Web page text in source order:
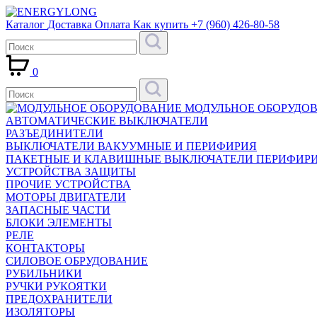
Каталог Доставка Оплата Как купить +7 (960) 426-80-58
0
МОДУЛЬНОЕ
АВТОМАТИЧЕСКИЕ ВЫКЛЮЧАТЕЛИ
РАЗЪЕДИНИТЕЛИ
ВЫКЛЮЧАТЕЛИ ВАКУУМНЫЕ И ПЕРИФИРИЯ
ПАКЕТНЫЕ И КЛАВИШНЫЕ ВЫКЛЮЧАТЕЛИ
УСТРОЙСТВА ЗАЩИТЫ
ПРОЧИЕ УСТРОЙСТВА
МОТОРЫ ДВИГАТЕЛИ
ЗАПАСНЫЕ ЧАСТИ
БЛОКИ ЭЛЕМЕНТЫ
РЕЛЕ
КОНТАКТОРЫ
СИЛОВОЕ ОБРУДОВАНИЕ
РУБИЛЬНИКИ
РУЧКИ РУКОЯТКИ
ПРЕДОХРАНИТЕЛИ
ИЗОЛЯТОРЫ